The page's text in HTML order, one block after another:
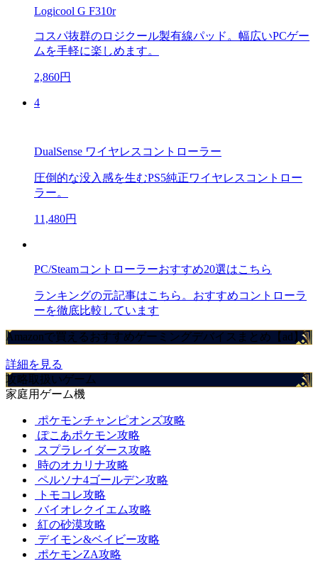
Logicool G F310r
コスパ抜群のロジクール製有線パッド。幅広いPCゲー
ムを手軽に楽しめます。
2,860円
4
DualSense ワイヤレスコントローラー
圧倒的な没入感を生むPS5純正ワイヤレスコントロー
ラー。
11,480円
PC/Steamコントローラーおすすめ20選はこちら
ランキングの元記事はこちら。おすすめコントローラ
ーを徹底比較しています
Amazonで買えるおすすめゲーミングデバイスまとめ【ad】
詳細を見る
攻略取扱いゲーム
家庭用ゲーム機
ポケモンチャンピオンズ攻略
ぽこあポケモン攻略
スプラレイダース攻略
時のオカリナ攻略
ペルソナ4ゴールデン攻略
トモコレ攻略
バイオレクイエム攻略
紅の砂漠攻略
デイモン&ベイビー攻略
ポケモンZA攻略